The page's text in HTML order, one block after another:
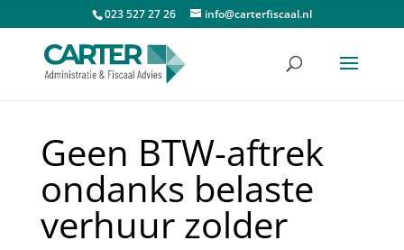
023 527 27 26 info@carterfiscaal.nl
Geen BTW-aftrek
ondanks belaste
verhuur zolder